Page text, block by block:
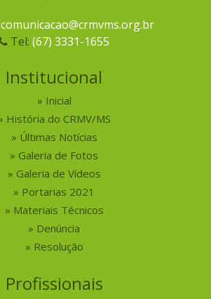
comunicacao@crmvms.org.br
Tel: (67) 3331-1655
Institucional
Inicial
História do CRMV/MS
Últimas Notícias
Galeria de Fotos
Galeria de Vídeos
Portarias 2021
Materiais Técnicos
Denúncia
Resolução
Profissionais